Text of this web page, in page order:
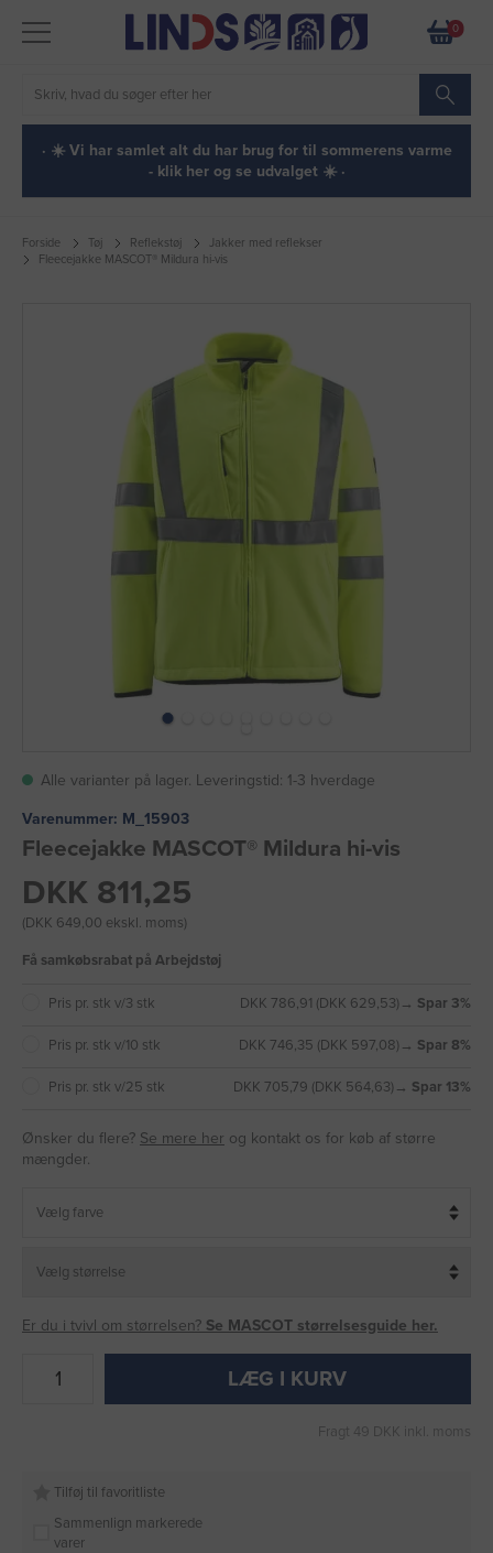
0
· ☀️ Vi har samlet alt du har brug for til sommerens varme
- klik her og se udvalget ☀️ ·
Forside Tøj Reflekstøj
Jakker med reflekser
Fleecejakke MASCOT® Mildura hi-vis
Alle varianter på lager. Leveringstid: 1-3 hverdage
Varenummer: M_15903
Fleecejakke MASCOT® Mildura hi-vis
DKK 811,25
(DKK 649,00 ekskl. moms)
Få samkøbsrabat på Arbejdstøj
Pris pr. stk v/3 stk DKK 786,91 (DKK 629,53) → Spar 3%
Pris pr. stk v/10 stk DKK 746,35 (DKK 597,08) → Spar 8%
Pris pr. stk v/25 stk DKK 705,79 (DKK 564,63) → Spar 13%
Ønsker du flere? Se mere her og kontakt os for køb af større
mængder.
Er du i tvivl om størrelsen? Se MASCOT størrelsesguide her.
LÆG I KURV
Fragt 49 DKK inkl. moms
Tilføj til favoritliste
Sammenlign markerede
varer